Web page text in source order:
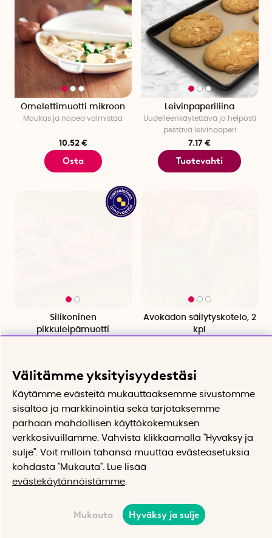
Omelettimuotti mikroon
Maukas ja nopea valmistaa
10.52 €
Osta
Leivinpaperiliina
Uudelleenkäytettävä ja helposti
pestävä leivinpaperi
7.17 €
Tuotevahti
Silikoninen
pikkuleipämuotti
Osta
Avokadon säilytyskotelo, 2
kpl
Osta
Välitämme yksityisyydestäsi
Käytämme evästeitä mukauttaaksemme sivustomme
sisältöä ja markkinointia sekä tarjotaksemme
parhaan mahdollisen käyttökokemuksen
verkkosivuillamme. Vahvista klikkaamalla "Hyväksy ja
sulje". Voit milloin tahansa muuttaa evästeasetuksia
kohdasta "Mukauta". Lue lisää
evästekäytännöistämme
Mukauta Hyväksy ja sulje